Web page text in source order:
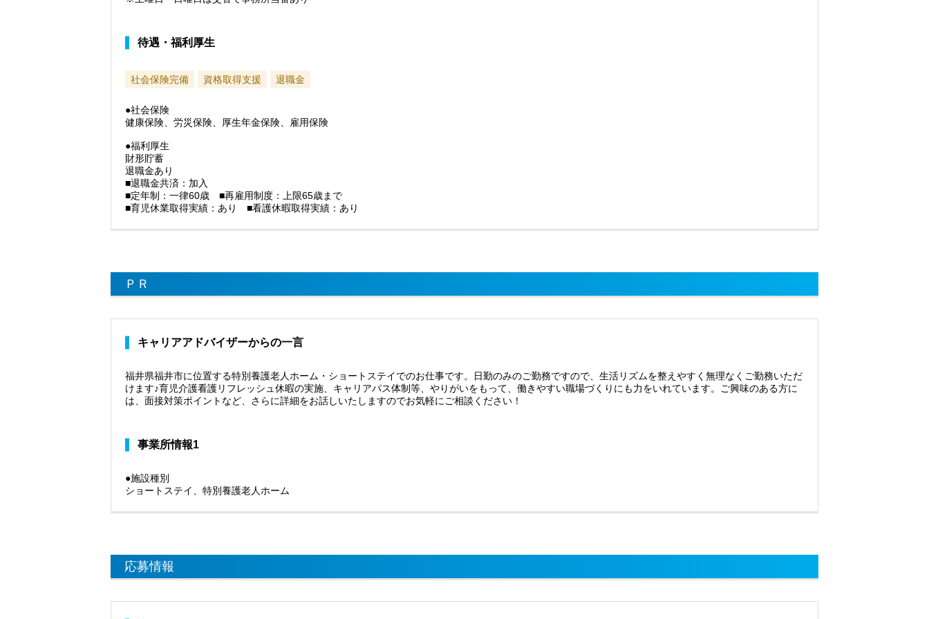
待遇・福利厚生
社会保険完備 資格取得支援 退職金
●社会保険
健康保険、労災保険、厚生年金保険、雇用保険
●福利厚生
財形貯蓄
退職金あり
■退職金共済：加入
■定年制：一律60歳 ■再雇用制度：上限65歳まで
■育児休業取得実績：あり ■看護休暇取得実績：あり
ＰＲ
キャリアアドバイザーからの一言
福井県福井市に位置する特別養護老人ホーム・ショートステイでのお仕事です。日勤のみのご勤務ですので、生活リズムを整えやすく無理なくご勤務いただ
けます♪育児介護看護リフレッシュ休暇の実施、キャリアパス体制等、やりがいをもって、働きやすい職場づくりにも力をいれています。ご興味のある方に
は、面接対策ポイントなど、さらに詳細をお話しいたしますのでお気軽にご相談ください！
事業所情報1
●施設種別
ショートステイ、特別養護老人ホーム
応募情報